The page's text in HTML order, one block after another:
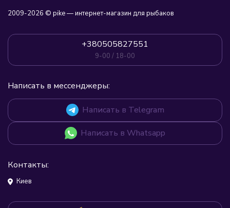
2009-2026 © pike — интернет-магазин для рыбаков
+380505827551
9-00 / 18-00
Написать в мессенджеры:
Написать в Telegram
Написать в Whatsapp
Контакты:
Киев